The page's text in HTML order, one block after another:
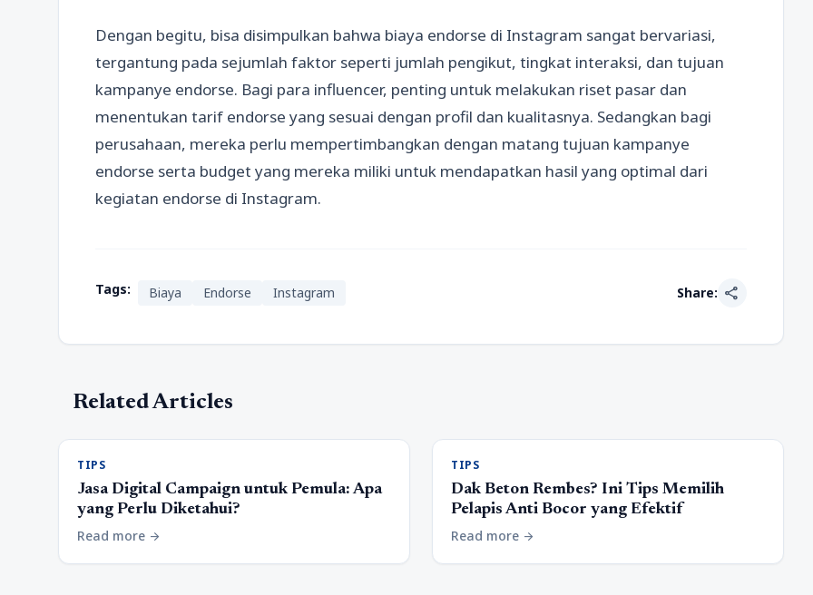
Dengan begitu, bisa disimpulkan bahwa biaya endorse di Instagram sangat bervariasi,
tergantung pada sejumlah faktor seperti jumlah pengikut, tingkat interaksi, dan tujuan
kampanye endorse. Bagi para influencer, penting untuk melakukan riset pasar dan
menentukan tarif endorse yang sesuai dengan profil dan kualitasnya. Sedangkan bagi
perusahaan, mereka perlu mempertimbangkan dengan matang tujuan kampanye
endorse serta budget yang mereka miliki untuk mendapatkan hasil yang optimal dari
kegiatan endorse di Instagram.
Tags: Biaya Endorse Instagram Share: share
Related Articles
TIPS
Jasa Digital Campaign untuk Pemula: Apa
yang Perlu Diketahui?
Read more arrow_forward
TIPS
Dak Beton Rembes? Ini Tips Memilih
Pelapis Anti Bocor yang Efektif
Read more arrow_forward